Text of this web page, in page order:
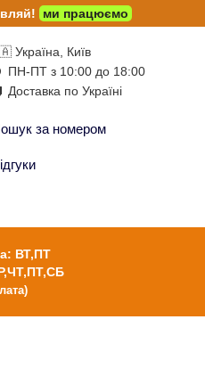
Україна, Київ
ПН-ПТ з 10:00 до 18:00
Доставка по Україні
за номером
ВТ,ПТ
ми працюємо